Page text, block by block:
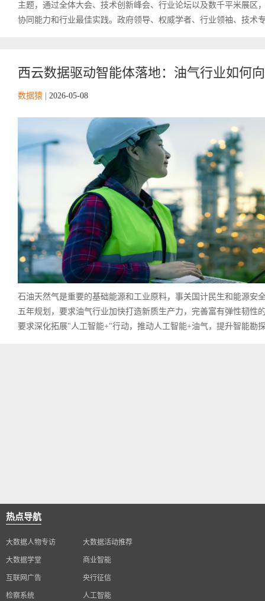
主题，通过全体大会、技术创新峰会、行业论坛以及数千平米展区
协同能力和行业最佳实践。政府领导、权威学者、行业领袖、技术
西云数据驱动智能体落地：油气行业如何
数据猿 2026-05-08
石油天然气是重要的基础能源和工业原料，事关国计民生和能源安
五年规划，要求油气行业加快打造新质生产力，完善富有弹性韧性
要求深化拓展"人工智能+"行动，推动人工智能+油气，提升智能勘
热点导航
大数据人物专访 大数据活动推荐
大数据学堂 商业智能
互联网广告 央行征信
检察系统 人工智能